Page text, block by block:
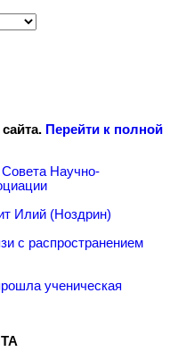
Перейти к полной
Научно-
Илий (Ноздрин)
с распространением
ученическая